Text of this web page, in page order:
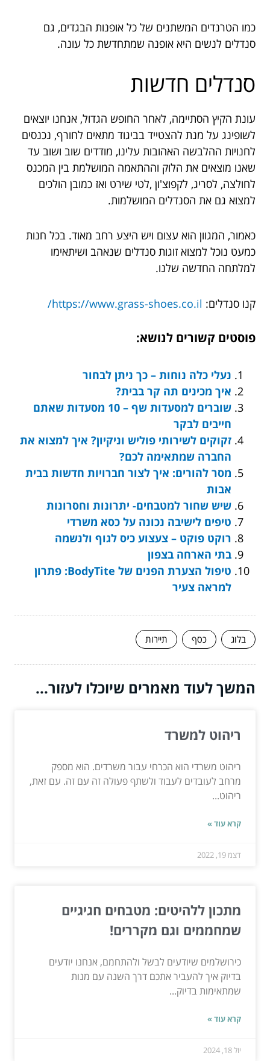
כמו הטרנדים המשתנים של כל אופנות הבגדים, גם
סנדלים לנשים היא אופנה שמתחדשת כל עונה.
סנדלים חדשות
עונת הקיץ הסתיימה, לאחר החופש הגדול, אנחנו יוצאים
לשופינג על מנת להצטייד בביגוד מתאים לחורף, נכנסים
לחנויות ההלבשה האהובות עלינו, מודדים שוב ושוב עד
שאנו מוצאים את הלוק וההתאמה המושלמת בין המכנס
לחולצה, לסריג, לקפוצ'ון ,לטי שירט ואז כמובן הולכים
למצוא גם את הסנדלים המושלמות.
כאמור, המגוון הוא עצום ויש היצע רחב מאוד. בכל חנות
כמעט נוכל למצוא זוגות סנדלים שנאהב ושיתאימו
למלתחה החדשה שלנו.
קנו סנדלים: https://www.grass-shoes.co.il/
פוסטים קשורים לנושא:
נעלי כלה נוחות – כך ניתן לבחור
איך מכינים תה קר בבית?
שוברים למסעדות שף – 10 מסעדות שאתם
חייבים לבקר
זקוקים לשירותי פוליש וניקיון? איך למצוא את
החברה שמתאימה לכם?
מסר להורים: איך לצור חברויות חדשות בבית
אבות
שיש שחור למטבחים- יתרונות וחסרונות
טיפים לישיבה נכונה על כסא משרדי
רוקט פוקט – צעצוע כיס לגוף ולנשמה
בתי הארחה בצפון
טיפול הצערת הפנים של BodyTite: פתרון
למראה צעיר
בלוג כסף תיירות
המשך לעוד מאמרים שיוכלו לעזור...
ריהוט למשרד
ריהוט משרדי הוא הכרחי עבור משרדים. הוא מספק
מרחב לעובדים לעבוד ולשתף פעולה זה עם זה. עם זאת,
ריהוט...
קרא עוד »
דצמ 19, 2022
מתכון ללהיטים: מטבחים חגיגיים
שמחממים וגם מקררים!
כירושלמים שיודעים לבשל ולהתחמם, אנחנו יודעים
בדיוק איך להעביר אתכם דרך השנה עם מנות
שמתאימות בדיוק...
קרא עוד »
יול 18, 2024